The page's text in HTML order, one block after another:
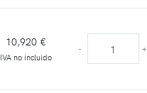
10,920 €
IVA no incluido
- +